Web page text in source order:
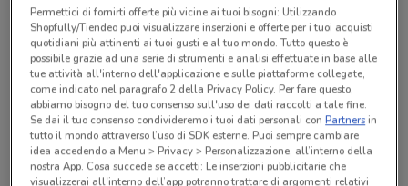
Tutte le promozioni di questo negozio
Permettici di fornirti offerte più vicine ai tuoi bisogni: Utilizzando
Shopfully/Tiendeo puoi visualizzare inserzioni e offerte per i tuoi acquisti
quotidiani più attinenti ai tuoi gusti e al tuo mondo. Tutto questo è
possibile grazie ad una serie di strumenti e analisi effettuate in base alle
tue attività all'interno dell'applicazione e sulle piattaforme collegate,
come indicato nel paragrafo 2 della Privacy Policy. Per fare questo,
abbiamo bisogno del tuo consenso sull'uso dei dati raccolti a tale fine.
Se dai il tuo consenso condivideremo i tuoi dati personali conPartnersin
tutto il mondo attraverso l’uso di SDK esterne. Puoi sempre cambiare
idea accedendo a Menu > Privacy > Personalizzazione, all’interno della
nostra App. Cosa succede se accetti: Le inserzioni pubblicitarie che
visualizzerai all'interno dell’app potranno trattare di argomenti relativi